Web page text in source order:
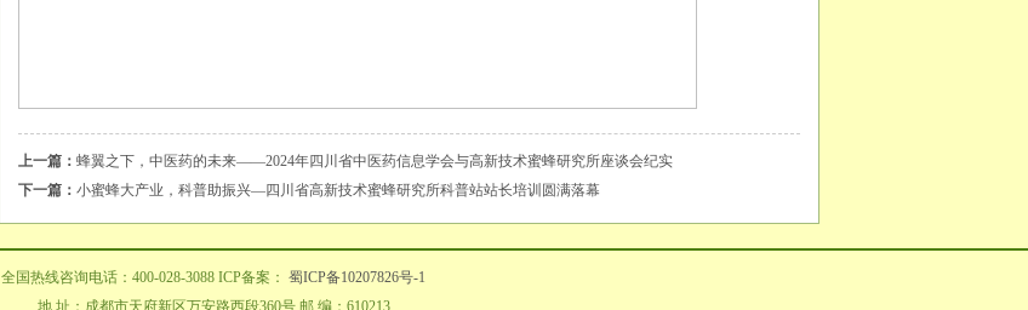
上一篇： 蜂翼之下，中医药的未来——2024年四川省中医药信息学会与高新技术蜜蜂研究所座谈会纪实
下一篇： 小蜜蜂大产业，科普助振兴—四川省高新技术蜜蜂研究所科普站站长培训圆满落幕
全国热线咨询电话：400-028-3088 ICP备案： 蜀ICP备10207826号-1
地 址：成都市天府新区万安路西段360号 邮 编：610213